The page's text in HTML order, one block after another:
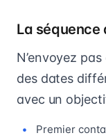
La séquence
N’envoyez
des dates
avec un
Premier